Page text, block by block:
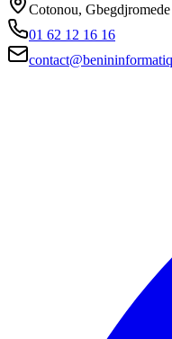
Cotonou,
01 62 12 16 16